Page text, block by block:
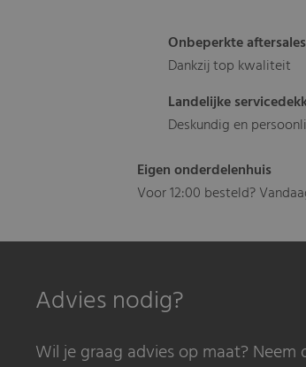
Onbeperkte
Dankzij top kwaliteit
Landelijke
Deskundig en
Eigen onderdelenhuis
Voor 12:00 besteld?
Advies nodig?
Wil je graag advies op maat?